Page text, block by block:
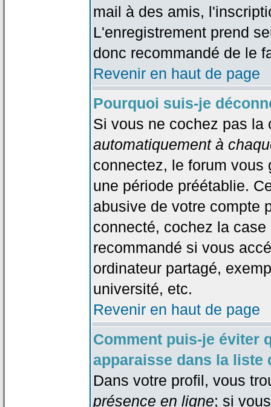
mail à des amis,
L'enregistrement prend
donc recommandé de le
Revenir en haut de page
Pourquoi suis-je
Si vous ne cochez pas
automatiquement à
connectez, le forum vous
une période préétablie.
abusive de votre compte
connecté, cochez la
recommandé si vous
ordinateur partagé,
université, etc.
Revenir en haut de page
Comment puis-je éviter
apparaisse dans la liste
Dans votre profil, vous
présence en ligne; si